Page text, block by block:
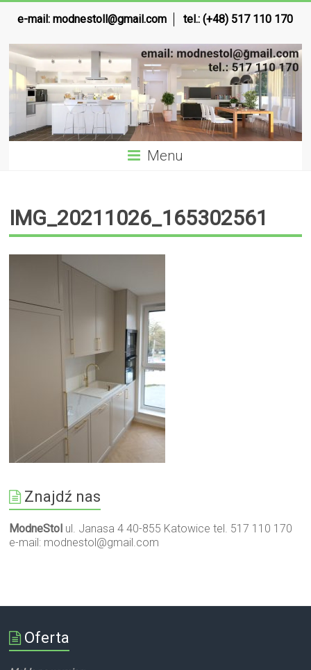
e-mail:modnestoll@gmail.com tel.: (+48) 517 110 170
Menu
IMG_20211026_165302561
Znajdź nas
ModneStol ul. Janasa 4 40-855 Katowice tel. 517 110 170
e-mail: modnestol@gmail.com
Oferta